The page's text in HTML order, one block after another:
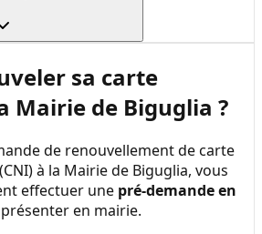
sa carte
Mairie de Biguglia ?
de renouvellement de carte
à la Mairie de Biguglia, vous
effectuer une pré-demande en
en mairie.